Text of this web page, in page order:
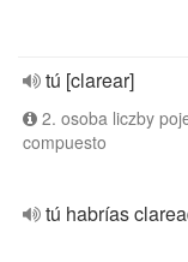
tú [clarear]
2. osoba liczby
compuesto
tú habrías